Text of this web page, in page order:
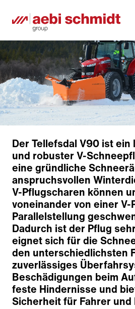
Der Tellefsdal V90 ist
und robuster V-
eine gründliche
anspruchsvollen
V-Pflugscharen können
voneinander von einer
Parallelstellung
Dadurch ist der Pflug
eignet sich für die
den unterschiedlichsten
zuverlässiges
Beschädigungen beim
feste Hindernisse und
Sicherheit für Fahrer und
Pflugschar
Überfahrsystem